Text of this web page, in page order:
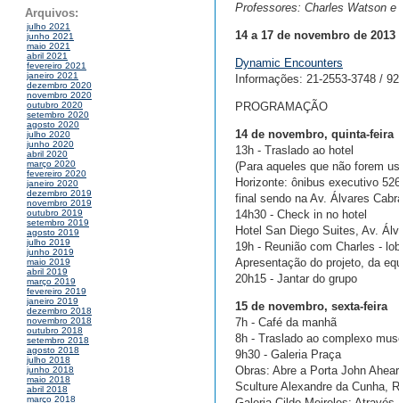
Arquivos:
julho 2021
junho 2021
maio 2021
abril 2021
fevereiro 2021
janeiro 2021
dezembro 2020
novembro 2020
outubro 2020
setembro 2020
agosto 2020
julho 2020
junho 2020
abril 2020
março 2020
fevereiro 2020
janeiro 2020
dezembro 2019
novembro 2019
outubro 2019
setembro 2019
agosto 2019
julho 2019
junho 2019
maio 2019
abril 2019
março 2019
fevereiro 2019
janeiro 2019
dezembro 2018
novembro 2018
outubro 2018
setembro 2018
agosto 2018
julho 2018
junho 2018
maio 2018
abril 2018
março 2018
Professores: Charles Watson
14 a 17 de novembro de 2013
Dynamic Encounters
Informações: 21-2553-3748 /
PROGRAMAÇÃO
14 de novembro, quinta-feira
13h - Traslado ao hotel
(Para aqueles que não forem
Horizonte: ônibus executivo
final sendo na Av. Álvares
14h30 - Check in no hotel
Hotel San Diego Suites, Av.
19h - Reunião com Charles -
Apresentação do projeto, da
20h15 - Jantar do grupo
15 de novembro, sexta-feira
7h - Café da manhã
8h - Traslado ao complexo
9h30 - Galeria Praça
Obras: Abre a Porta John
Sculture Alexandre da Cunha,